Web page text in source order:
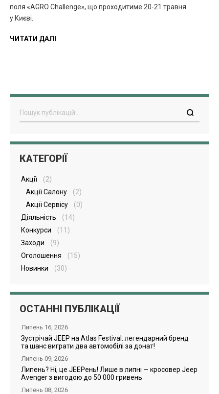
поля «AGRO Challenge», що проходитиме 20-21 травня
у Києві.
ЧИТАТИ ДАЛІ
Пошук
КАТЕГОРІЇ
Акції
(2)
Акції Салону
(2)
Акції Сервісу
(0)
Діяльність
(14)
Конкурси
(11)
Заходи
(9)
Оголошення
(15)
Новинки
(30)
ОСТАННІ ПУБЛІКАЦІЇ
Липень 16, 2026
Зустрічай JEEP на Atlas Festival: легендарний бренд
та шанс виграти два автомобілі за донат!
Липень 09, 2026
Липень? Ні, це JEEPень! Лише в липні — кросовер Jeep
Avenger з вигодою до 50 000 гривень
Липень 08, 2026